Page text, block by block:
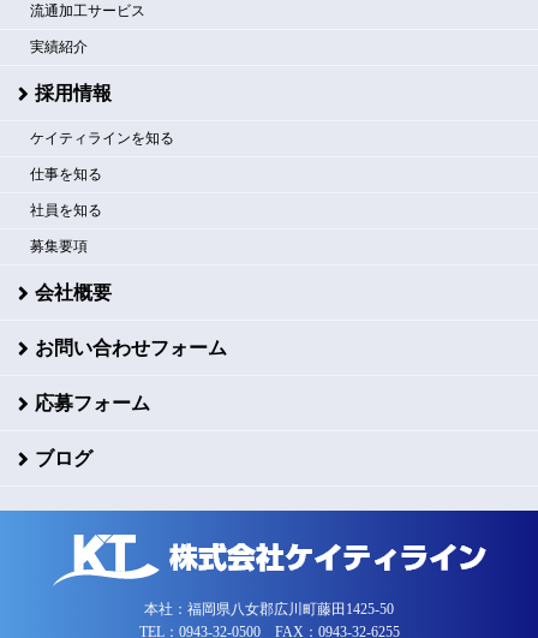
流通加工サービス
実績紹介
採用情報
ケイティラインを知る
仕事を知る
社員を知る
募集要項
会社概要
お問い合わせフォーム
応募フォーム
ブログ
本社：福岡県八女郡広川町藤田1425-50
TEL：0943-32-0500 FAX：0943-32-6255